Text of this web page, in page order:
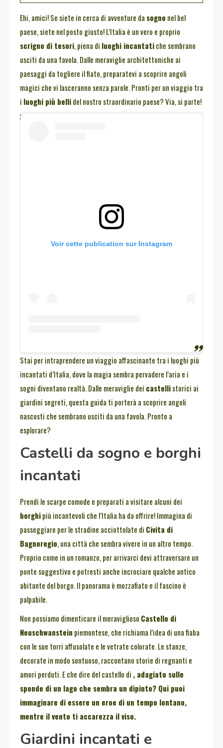
Ehi, amici! Se siete in cerca di avventure da sogno nel bel
paese, siete nel posto giusto! L’Italia è un vero e proprio
scrigno di tesori, piena di luoghi incantatiche sembrano
usciti da una favola. Dalle meraviglie architettoniche ai
paesaggi da togliere il fiato, preparatevi a scoprire angoli
magici che vi lasceranno senza parole. Pronti per un viaggio tra
i luoghi più bellidel nostro straordinario paese? Via, si parte!
Voir cette publication sur Instagram
Stai per intraprendere un viaggio affascinante tra i luoghi più
incantati d’Italia, dove la magia sembra pervadere l’aria e i
sogni diventano realtà. Dalle meraviglie dei castellistorici ai
giardini segreti, questa guida ti porterà a scoprire angoli
nascosti che sembrano usciti da una favola. Pronto a
esplorare?
Castelli da sogno e borghi
incantati
Prendi le scarpe comode e preparati a visitare alcuni dei
borghipiù incantevoli che l’Italia ha da offrire! Immagina di
passeggiare per le stradine acciottolate di Civita di
Bagnoregio, una città che sembra vivere in un altro tempo.
Proprio come in un romanzo, per arrivarci devi attraversare un
ponte suggestivo e potresti anche incrociare qualche antico
abitante del borgo. Il panorama è mozzafiato e il fascino è
palpabile.
Non possiamo dimenticare il meraviglioso Castello di
Neuschwanstein piemontese, che richiama l’idea di una fiaba
con le sue torri affusolate e le vetrate colorate. Le stanze,
decorate in modo sontuoso, raccontano storie di regnanti e
amori perduti. E che dire del castello di , adagiato sulle
sponde di un lago che sembra un dipinto? Qui puoi
immaginare di essere un eroe di un tempo lontano,
mentre il vento ti accarezza il viso.
Giardini incantati e